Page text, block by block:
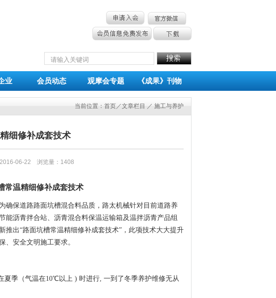
业 会员动态 观摩会专题 《成果》刊物
当前位置： 首页／文章栏目 ／ 施工与养护
细修补成套技术
2016-06-22 浏览量：1408
常温精细修补成套技术
确保道路路面坑槽混合料品质，路太机械针对目前道路养
沥青拌合站、沥青混合料保温运输箱及温拌沥青产品组
出“路面坑槽常温精细修补成套技术”，此项技术大大提升
、安全文明施工要求。
夏季（气温在10℃以上 ) 时进行, 一到了冬季养护维修无从